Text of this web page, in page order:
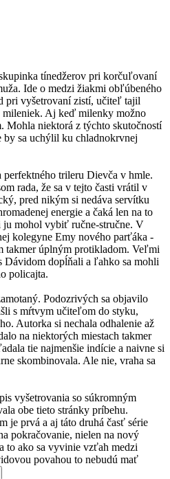
tínedžerov pri korčuľovaní
Ide o medzi žiakmi obľúbeného
pri vyšetrovaní zistí, učiteľ tajil
mileniek. Aj keď milenky možno
Mohla niektorá z týchto skutočností
sa uchýlil ku chladnokrvnej
perfektného trileru Dievča v hmle.
rada, že sa v tejto časti vrátil v
pred nikým si nedáva servítku
energie a čaká len na to
ju mohol vybiť ručne-stručne. V
kolegyne Emy nového parťáka -
úplným protikladom. Veľmi
Dávidom dopĺňali a ľahko sa mohli
policajta.
Podozrivých sa objavilo
s mŕtvym učiteľom do styku,
Autorka si nechala odhalenie až
na niektorých miestach takmer
tie najmenšie indície a naivne si
skombinovala. Ale nie, vraha sa
vyšetrovania so súkromným
obe tieto stránky príbehu.
je prvá a aj táto druhá časť série
pokračovanie, nielen na nový
to ako sa vyvinie vzťah medzi
povahou to nebudú mať